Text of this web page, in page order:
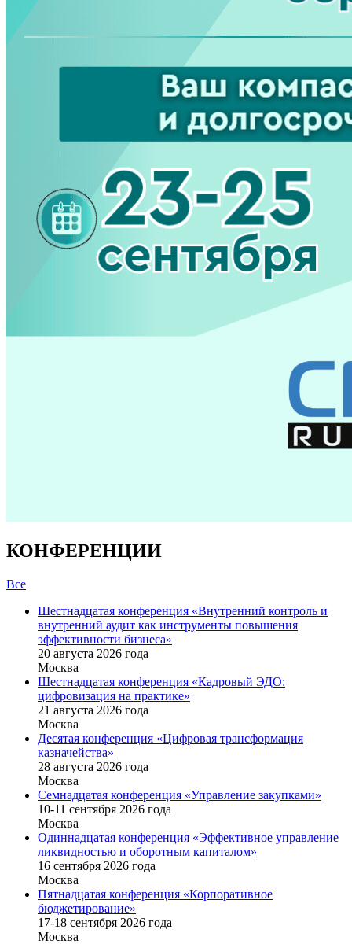
КОНФЕРЕНЦИИ
Все
Шестнадцатая конференция «Внутренний контроль и
внутренний аудит как инструменты повышения
эффективности бизнеса»
20 августа 2026 года
Москва
Шестнадцатая конференция «Кадровый ЭДО:
цифровизация на практике»
21 августа 2026 года
Москва
Десятая конференция «Цифровая трансформация
казначейства»
28 августа 2026 года
Москва
Семнадцатая конференция «Управление закупками»
10-11 сентября 2026 года
Москва
Одиннадцатая конференция «Эффективное управление
ликвидностью и оборотным капиталом»
16 cентября 2026 года
Москва
Пятнадцатая конференция «Корпоративное
бюджетирование»
17-18 сентября 2026 года
Москва